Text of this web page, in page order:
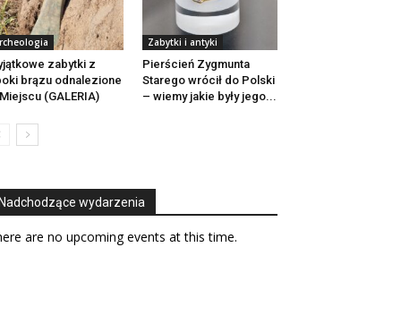
zabytki z
brązu odnalezione
(GALERIA)
Zabytki i antyki
Pierścień Zygmunta
Starego wrócił do Polski
– wiemy jakie były jego...
wydarzenia
are no upcoming events at this time.